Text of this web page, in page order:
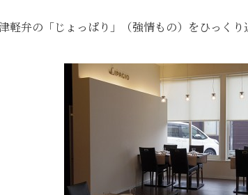
軽弁の「じょっぱり」（強情もの）をひっくり